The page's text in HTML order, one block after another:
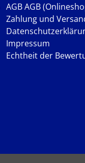
AGBAGB
Zahlung und
Impressum
Echtheit der